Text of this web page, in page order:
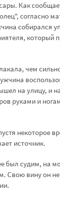
Как
согласно
собирался
который
чем
на улицу, и
руками и
некоторое
источник.
был судим, на
Свою вину он